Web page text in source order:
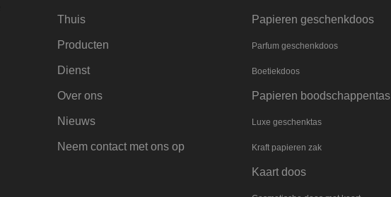
Thuis
Producten
Dienst
Over ons
Nieuws
Neem contact met ons op
Papieren geschenkdoos
Parfum geschenkdoos
Boetiekdoos
Papieren boodschappentas
Luxe geschenktas
Kraft papieren zak
Kaart doos